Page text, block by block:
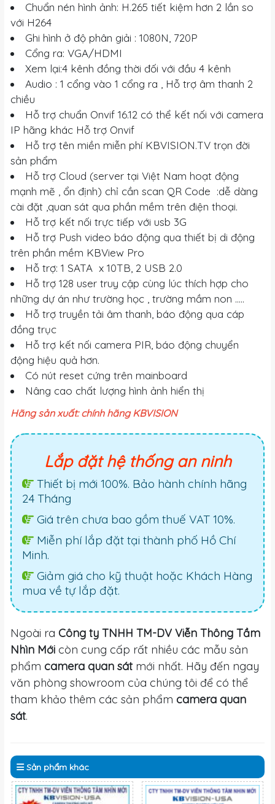
Chuẩn nén hình ảnh: H.265 tiết kiệm hơn 2 lần so
với H264
Ghi hình ở độ phân giải : 1080N, 720P
Cổng ra: VGA/HDMI
Xem lại:4 kênh đồng thời đối với đầu 4 kênh
Audio : 1 cổng vào 1 cổng ra , Hỗ trợ âm thanh 2
chiều
Hỗ trợ chuẩn Onvif 16.12 có thể kết nối với camera
IP hãng khác Hỗ trợ Onvif
Hỗ trợ tên miền miễn phí KBVISION.TV trọn đời
sản phẩm
Hỗ trợ Cloud (server tại Việt Nam hoạt động
mạnh mẽ , ổn định) chỉ cần scan QR Code :dễ dàng
cài đặt ,quan sát qua phần mềm trên điện thoại.
Hỗ trợ kết nối trực tiếp với usb 3G
Hỗ trợ Push video báo động qua thiết bị di động
trên phần mềm KBView Pro
Hỗ trợ: 1 SATA x 10TB, 2 USB 2.0
Hỗ trợ 128 user truy cập cùng lúc thích hợp cho
những dự án như trường học , trường mầm non .....
Hỗ trợ truyền tải âm thanh, báo động qua cáp
đồng trục
Hỗ trợ kết nối camera PIR, báo động chuyển
động hiệu quả hơn.
Có nút reset cứng trên mainboard
Nâng cao chất lượng hình ảnh hiển thị
Hãng sản xuất: chính hãng KBVISION
Lắp đặt hệ thống an ninh
Thiết bị mới 100%. Bảo hành chính hãng
24 Tháng
Giá trên chưa bao gồm thuế VAT 10%.
Miễn phí lắp đặt tại thành phố Hồ Chí
Minh.
Giảm giá cho kỹ thuật hoặc Khách Hàng
mua về tự lắp đặt.
Ngoài ra Công ty TNHH TM-DV Viễn Thông Tầm
Nhìn Mới còn cung cấp rất nhiều các mẫu sản
phẩm camera quan sátmới nhất. Hãy đến ngay
văn phòng showroom của chúng tôi để có thể
tham khảo thêm các sản phẩm camera quan
sát.
Sản phẩm khác